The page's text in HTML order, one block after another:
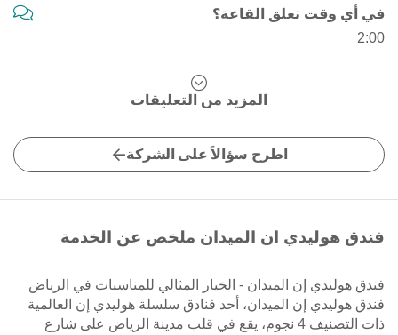
في أي وقت تغلق القاعة؟
2:00
المزيد من التعليقات
اطرح سؤالاً على الشركة
فندق هوليدي ان الميدان ملخص عن الخدمة
فندق هوليدي إن الميدان - الخيار المثالي للمناسبات في الرياض
فندق هوليدي إن الميدان، أحد فنادق سلسلة هوليدي إن العالمية
ذات التصنيف 4 نجوم، يقع في قلب مدينة الرياض على شارع